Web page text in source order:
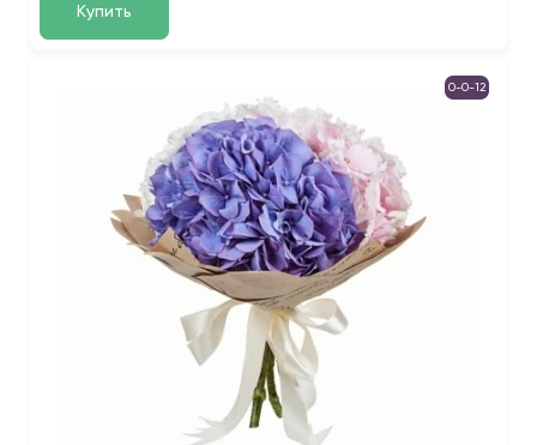
Купить
0-0-12